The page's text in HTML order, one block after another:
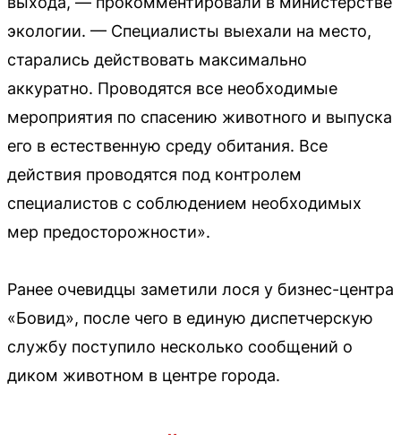
экологии. — Специалисты выехали на место,
старались действовать максимально
аккуратно. Проводятся все необходимые
мероприятия по спасению животного и выпуска
его в естественную среду обитания. Все
действия проводятся под контролем
специалистов с соблюдением необходимых
мер предосторожности».
Ранее очевидцы заметили лося у бизнес-центра
«Бовид», после чего в единую диспетчерскую
службу поступило несколько сообщений о
диком животном в центре города.